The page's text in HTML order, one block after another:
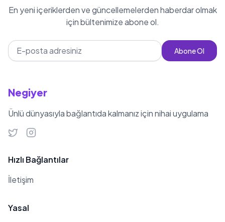
En yeni içeriklerden ve güncellemelerden haberdar olmak
için bültenimize abone ol.
Abone Ol
Negiyer
Ünlü dünyasıyla bağlantıda kalmanız için nihai uygulama
Hızlı Bağlantılar
İletişim
Yasal